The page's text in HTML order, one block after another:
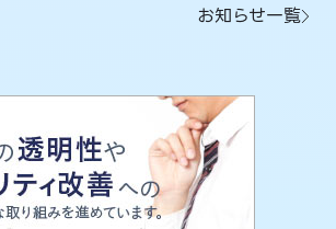
お知らせ一覧